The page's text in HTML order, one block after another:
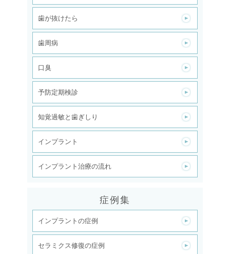
歯が抜けたら
歯周病
口臭
予防定期検診
知覚過敏と歯ぎしり
インプラント
インプラント治療の流れ
症例集
インプラントの症例
セラミクス修復の症例